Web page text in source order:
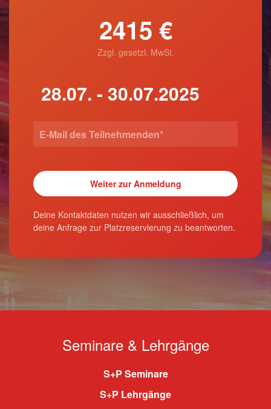
2415 €
Zzgl. gesetzl. MwSt.
Deine Kontaktdaten nutzen wir ausschließlich, um
deine Anfrage zur Platzreservierung zu beantworten.
Seminare & Lehrgänge
S+P Seminare
S+P Lehrgänge